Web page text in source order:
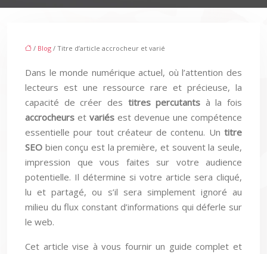
/ Blog / Titre d’article accrocheur et varié
Dans le monde numérique actuel, où l’attention des
lecteurs est une ressource rare et précieuse, la
capacité de créer des titres percutants à la fois
accrocheurs et variés est devenue une compétence
essentielle pour tout créateur de contenu. Un titre
SEO bien conçu est la première, et souvent la seule,
impression que vous faites sur votre audience
potentielle. Il détermine si votre article sera cliqué,
lu et partagé, ou s’il sera simplement ignoré au
milieu du flux constant d’informations qui déferle sur
le web.
Cet article vise à vous fournir un guide complet et